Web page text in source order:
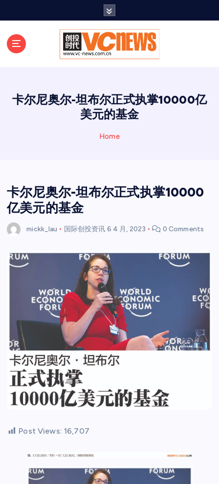
卡尔尼奥尔-坦布尔正式执掌10000亿
美元的基金
Home
卡尔尼奥尔-坦布尔正式执掌10000
亿美元的基金
mickk_lau 国际创投资讯 6 4 月, 2023 0 Comments
Post Views: 16,707